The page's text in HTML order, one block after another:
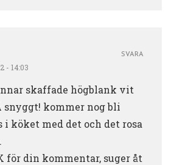
- 14:03
skaffade högblank vit
snyggt! kommer nog bli
i köket med det och det rosa
för din kommentar, suger åt
SVARA